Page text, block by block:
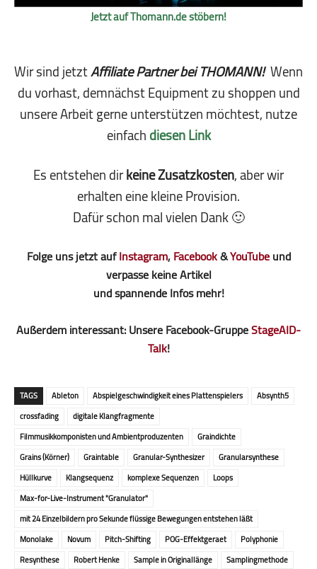
Jetzt auf Thomann.de stöbern!
Wir sind jetztAffiliate Partner bei THOMANN!Wenn
du vorhast, demnächst Equipment zu shoppen und
unsere Arbeit gerne unterstützen möchtest, nutze
einfachdiesen Link
Es entstehen dirkeine Zusatzkosten, aber wir
erhalten eine kleine Pro­vi­sion.
Dafür schon mal vielen Dank 🙂
Folge uns jetzt aufInstagram,Facebook&YouTubeund
verpasse keine Artikel
und spannende Infos mehr!
Außerdem interessant: Unsere Facebook-GruppeStageAID-
Talk!
TAGS Ableton Abspielgeschwindigkeit eines Plattenspielers
Absynth5
crossfading
digitale Klangfragmente
Filmmusikkomponisten und Ambientproduzenten
Graindichte
Grains (Körner)
Graintable Granular-Synthesizer
Granularsynthese
Hüllkurve
Klangsequenz komplexe Sequenzen
Loops
Max-for-Live-Instrument "Granulator"
mit 24 Einzelbildern pro Sekunde flüssige Bewegungen entstehen läßt
Monolake
Novum Pitch-Shifting POG-Effektgeraet
Polyphonie
Resynthese
Robert Henke Sample in Originallänge Samplingmethode